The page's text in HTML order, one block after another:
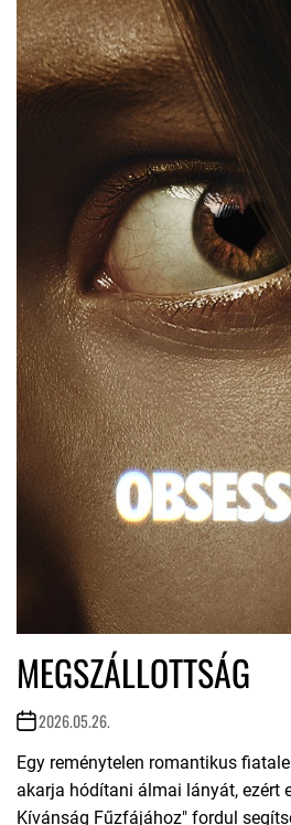
MEGSZÁLLOTTSÁG
2026.05.26.
Egy reménytelen romantikus
akarja hódítani álmai lányát, ezért
Kívánság Fűzfájához" fordul